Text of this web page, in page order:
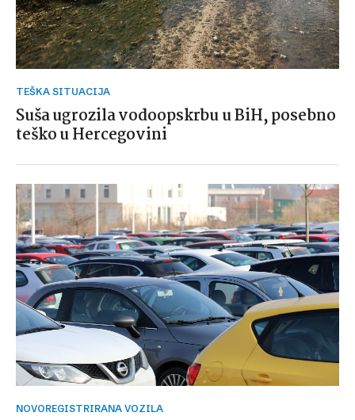
TEŠKA SITUACIJA
Suša ugrozila vodoopskrbu u BiH, posebno
teško u Hercegovini
NOVOREGISTRIRANA VOZILA